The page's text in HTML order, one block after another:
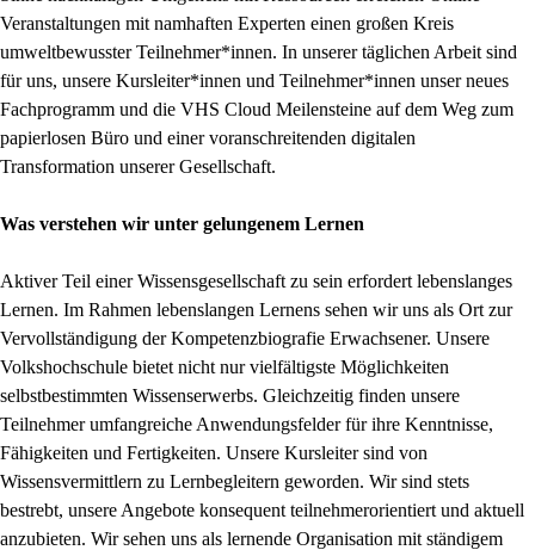
Veranstaltungen mit namhaften Experten einen großen Kreis
umweltbewusster Teilnehmer*innen. In unserer täglichen Arbeit sind
für uns, unsere Kursleiter*innen und Teilnehmer*innen unser neues
Fachprogramm und die VHS Cloud Meilensteine auf dem Weg zum
papierlosen Büro und einer voranschreitenden digitalen
Transformation unserer Gesellschaft.
Was verstehen wir unter gelungenem Lernen
Aktiver Teil einer Wissensgesellschaft zu sein erfordert lebenslanges
Lernen. Im Rahmen lebenslangen Lernens sehen wir uns als Ort zur
Vervollständigung der Kompetenzbiografie Erwachsener. Unsere
Volkshochschule bietet nicht nur vielfältigste Möglichkeiten
selbstbestimmten Wissenserwerbs. Gleichzeitig finden unsere
Teilnehmer umfangreiche Anwendungsfelder für ihre Kenntnisse,
Fähigkeiten und Fertigkeiten. Unsere Kursleiter sind von
Wissensvermittlern zu Lernbegleitern geworden. Wir sind stets
bestrebt, unsere Angebote konsequent teilnehmerorientiert und aktuell
anzubieten. Wir sehen uns als lernende Organisation mit ständigem